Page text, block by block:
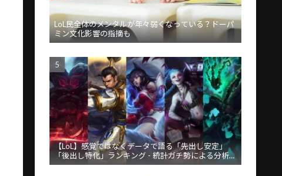
LoL民全体のメンタルが年々弱くなっている？ドーパ
ミン文化影響の指摘も
【LoL】感覚ではなくデータで語る「先出し安定」
「後出し特化」ランキング - 統計ガチ勢による分析が
話題